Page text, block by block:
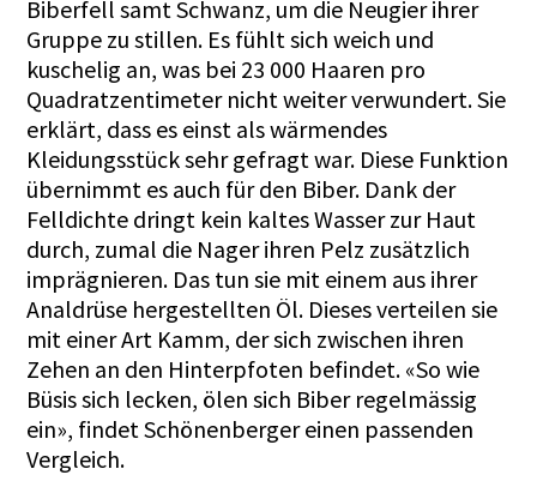
Biberfell samt Schwanz, um die Neugier ihrer
Gruppe zu stillen. Es fühlt sich weich und
kuschelig an, was bei 23 000 Haaren pro
Quadratzentimeter nicht weiter verwundert. Sie
erklärt, dass es einst als wärmendes
Kleidungsstück sehr gefragt war. Diese Funktion
übernimmt es auch für den Biber. Dank der
Felldichte dringt kein kaltes Wasser zur Haut
durch, zumal die Nager ihren Pelz zusätzlich
imprägnieren. Das tun sie mit einem aus ihrer
Analdrüse hergestellten Öl. Dieses verteilen sie
mit einer Art Kamm, der sich zwischen ihren
Zehen an den Hinterpfoten befindet. «So wie
Büsis sich lecken, ölen sich Biber regelmässig
ein», findet Schönenberger einen passenden
Vergleich.